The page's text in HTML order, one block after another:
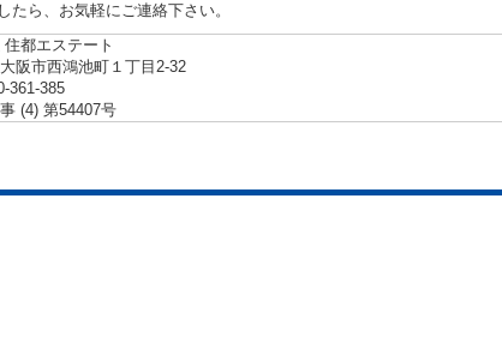
たら、お気軽にご連絡下さい。
都エステート
阪市西鴻池町１丁目2-32
361-385
(4) 第54407号